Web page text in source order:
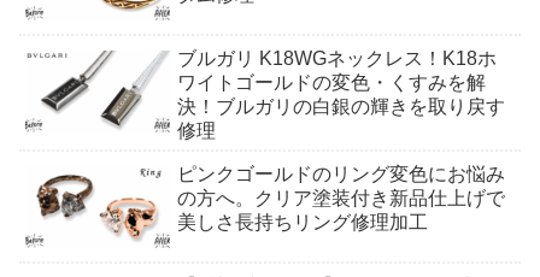
ブルガリ K18WGネックレス！K18ホ
ワイトゴールドの変色・くすみを解
決！ブルガリの白銀の輝きを取り戻す
修理
ピンクゴールドのリング変色にお悩み
の方へ。クリア塗装付き新品仕上げで
美しさ長持ちリング修理加工